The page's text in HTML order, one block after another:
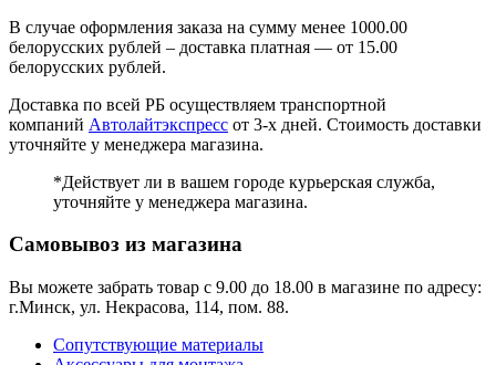
В случае оформления заказа на сумму менее 1000.00
белорусских рублей – доставка платная — от 15.00
белорусских рублей.
Доставка по всей РБ осуществляем транспортной
компаний Автолайтэкспресс от 3-х дней. Стоимость доставки
уточняйте у менеджера магазина.
*Действует ли в вашем городе курьерская служба,
уточняйте у менеджера магазина.
Самовывоз из магазина
Вы можете забрать товар с 9.00 до 18.00 в магазине по адресу:
г.Минск, ул. Некрасова, 114, пом. 88.
Сопутствующие материалы